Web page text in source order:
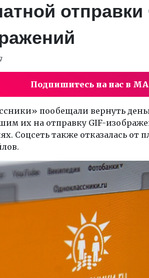
отправки
Подпишитесь на нас в
пообещали вернуть
их на отправку GIF-
Соцсеть также отказалась от